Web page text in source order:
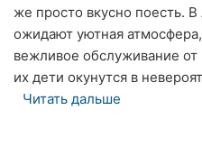
Херсон
Полтава
же просто вкусно поесть.
ожидают уютная
вежливое обслуживание от
их дети окунутся в
Читать дальше